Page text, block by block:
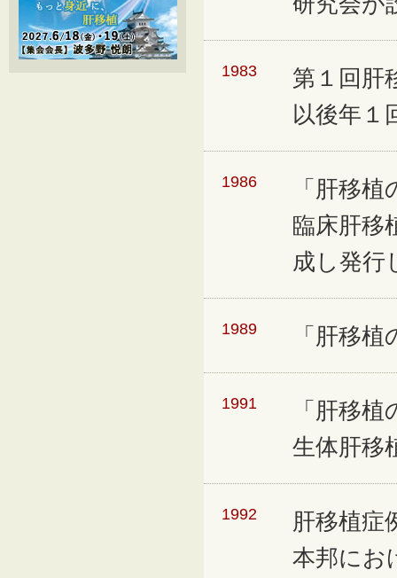
1983
第１回肝
以後年１
1986
「肝移
臨床肝移
成し発行
1989 「肝移
1991
「肝移
生体肝移
1992
肝移植症
本邦にお